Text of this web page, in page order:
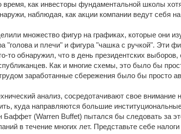
время, как инвесторы фундаментальной школы
наблюдая, как акции компании ведут себя
множество фигур на графиках, которые они
"голова и плечи" и фигура "чашка с ручкой". Эти
то обнаружил, что в день президентских
Как и многие схемы, это было бы
заработанные сбережения было бы просто
анализ, сосредотачивают свое внимание
куда направляются большие
Баффет (Warren Buffet) пытался бы следовать за
в течение многих лет. Представьте себе